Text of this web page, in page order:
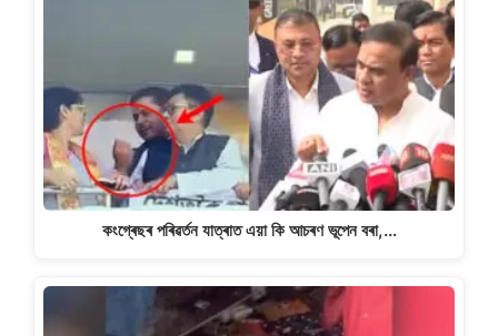
কংগ্ৰেছৰ পৰিৱৰ্তন যাত্ৰাত এয়া কি আচৰণ ভূপেন বৰা,…